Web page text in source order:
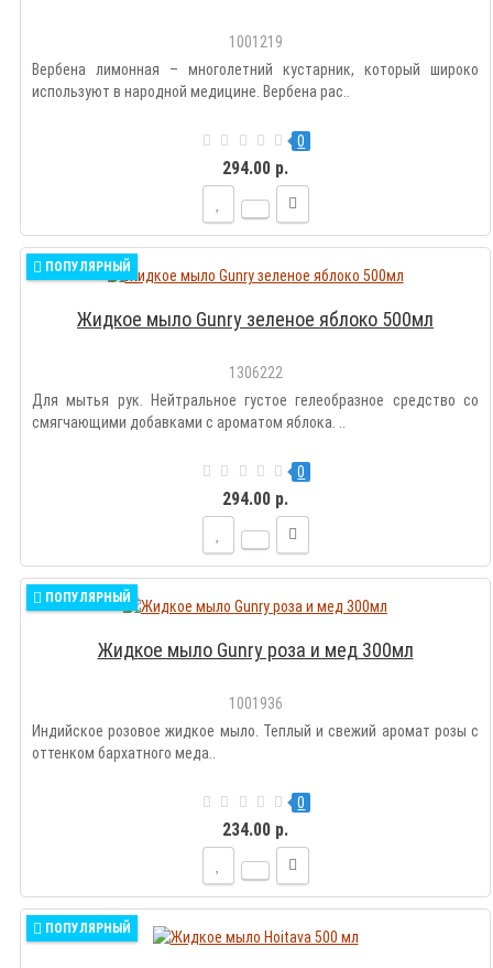
1001219
Вербена лимонная – многолетний кустарник, который широко
используют в народной медицине. Вербена рас..
0
294.00 р.
ПОПУЛЯРНЫЙ
Жидкое мыло Gunry зеленое яблоко 500мл
1306222
Для мытья рук. Нейтральное густое гелеобразное средство со
смягчающими добавками с ароматом яблока. ..
0
294.00 р.
ПОПУЛЯРНЫЙ
Жидкое мыло Gunry роза и мед 300мл
1001936
Индийское розовое жидкое мыло. Теплый и свежий аромат розы с
оттенком бархатного меда..
0
234.00 р.
ПОПУЛЯРНЫЙ